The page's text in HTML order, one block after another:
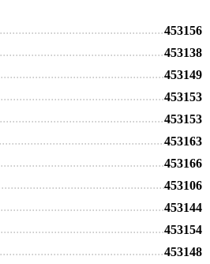
453156
453138
453149
453153
453153
453163
453166
453106
453144
453154
453148